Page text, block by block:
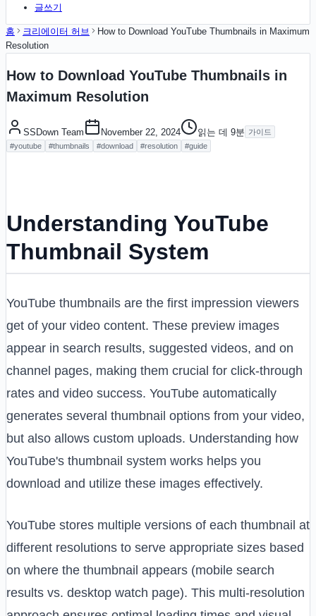
글쓰기
홈 크리에이터 허브
How to Download YouTube Thumbnails in Maximum
Resolution
How to Download YouTube Thumbnails in
Maximum Resolution
SSDown Team November 22, 2024 읽는 데 9분 가이드
#youtube #thumbnails #download #resolution #guide
Understanding YouTube
Thumbnail System
YouTube thumbnails are the first impression viewers
get of your video content. These preview images
appear in search results, suggested videos, and on
channel pages, making them crucial for click-through
rates and video success. YouTube automatically
generates several thumbnail options from your video,
but also allows custom uploads. Understanding how
YouTube's thumbnail system works helps you
download and utilize these images effectively.
YouTube stores multiple versions of each thumbnail at
different resolutions to serve appropriate sizes based
on where the thumbnail appears (mobile search
results vs. desktop watch page). This multi-resolution